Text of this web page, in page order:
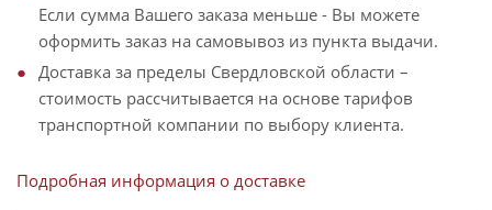
Если сумма Вашего заказа меньше - Вы можете
оформить заказ на самовывоз из пункта выдачи.
Доставка за пределы Свердловской области –
стоимость рассчитывается на основе тарифов
транспортной компании по выбору клиента.
Подробная информация о доставке